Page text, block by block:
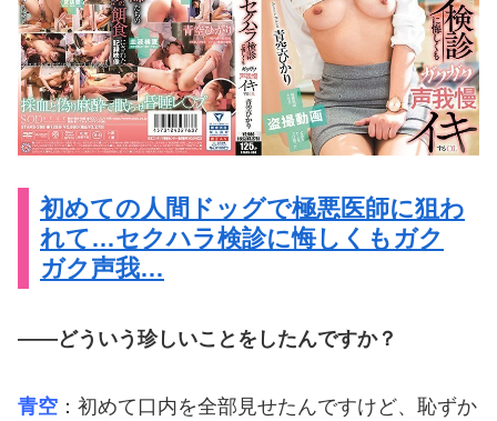
初めての人間ドッグで極悪医師に狙わ
れて…セクハラ検診に悔しくもガク
ガク声我…
――どういう珍しいことをしたんですか？
青空 ：初めて口内を全部見せたんですけど、恥ずか